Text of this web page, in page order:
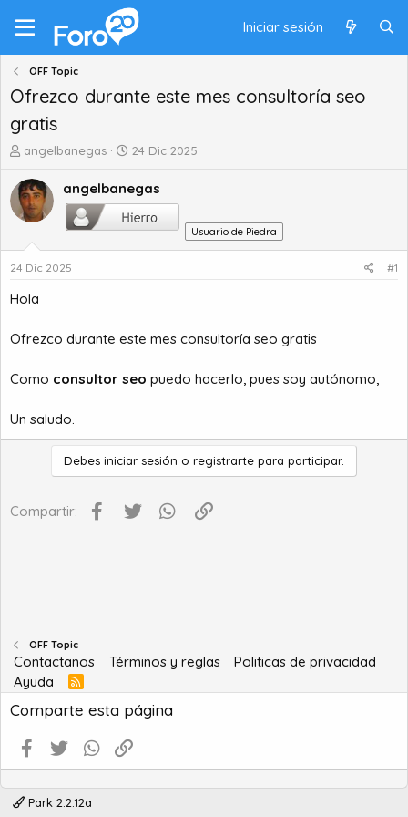
Iniciar sesión
OFF Topic
Ofrezco durante este mes consultoría seo
gratis
A
t
o
r
e
t
m
angelbanegas
F
c
h
a
e
i
24 Dic 2025
angelbanegas
Usuario de Piedra
24 Dic 2025 #1
Hola
Ofrezco durante este mes consultoría seo gratis
Como consultor seo puedo hacerlo, pues soy autónomo,
Un saludo.
Debes iniciar sesión o registrarte para participar.
Compartir: Facebook
Twitter WhatsApp
OFF Topic
Contactanos Términos y reglas
Politicas de privacidad
Ayuda
R
S
S
Comparte esta página
Facebook
Twitter WhatsApp
Park 2.2.12a